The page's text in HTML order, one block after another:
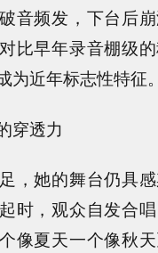
音频发，下台后
比早年录音棚级
为近年标志性特征。
穿透力
，她的舞台仍具
时，观众自发合
像夏天一个像秋